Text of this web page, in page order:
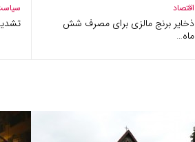
اقتصاد
ذخایر برنج مالزی برای مصرف شش
ماه…